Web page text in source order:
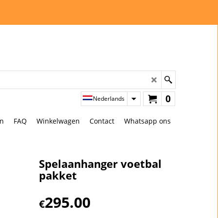
0
Nederlands
FAQ Winkelwagen Contact Whatsapp ons
Spelaanhanger voetbal
pakket
€295.00